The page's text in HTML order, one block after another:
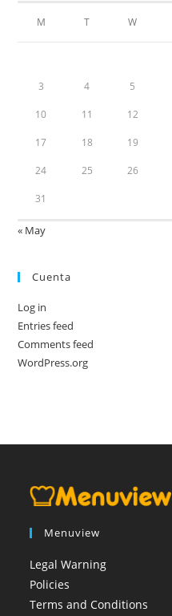
M T W
3 4 5
10 11 12
17 18 19
24 25 26
31
« May
Cuenta
Log in
Entries feed
Comments feed
WordPress.org
Menuview
Legal Warning
Policies
Terms and Conditions